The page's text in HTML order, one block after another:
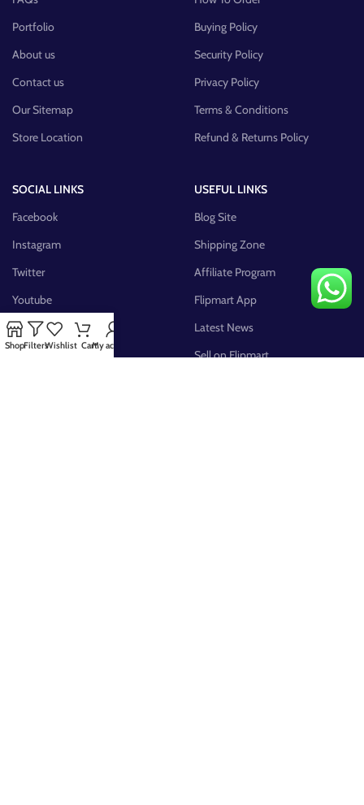
Portfolio
About us
Contact us
Our Sitemap
Store Location
Buying Policy
Security Policy
Privacy Policy
Terms & Conditions
Refund & Returns Policy
SOCIAL LINKS
Facebook
Instagram
Twitter
Youtube
Pinterest
FB Group
USEFUL LINKS
Blog Site
Shipping Zone
Affiliate Program
Flipmart App
Latest News
Sell on Flipmart
ShopFiltersWishlist CartMy account